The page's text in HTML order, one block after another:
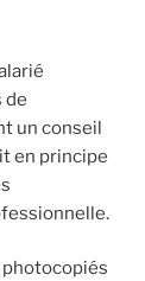
de
un conseil
en principe